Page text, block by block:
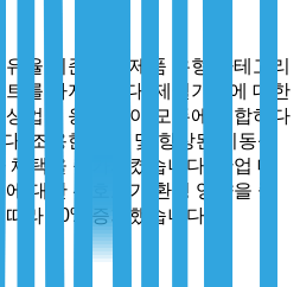
율 기준으로 제품 유형 카테고리
를 차지합니다. 제설기계에 대한
업용 응용 분야 모두에 적합하다
. 조용한 작동 및 향상된 기동성
택을 증가시켰습니다. 산업 데
대한 선호도가 환경 영향을 줄
라 30% 증가했습니다.